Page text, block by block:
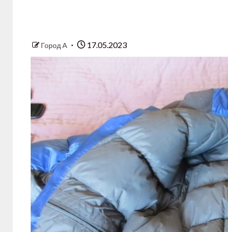
Город А 17.05.2023